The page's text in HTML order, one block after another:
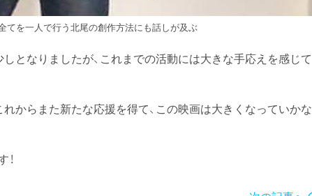
てを一人で行う北尾の創作方法にも話しが及ぶ
となりましたが、これまでの活動には大きな手応えを感じて
からまた新たな応援を得て、この映画は大きくなっていかな